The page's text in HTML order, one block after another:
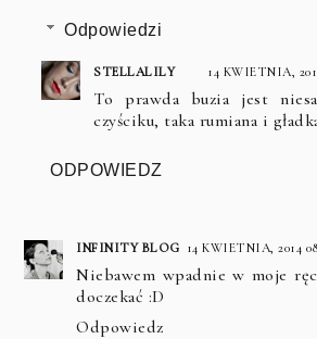
Odpowiedzi
STELLALILY 14 KWIETNIA,
To prawda buzia jest
czyściku, taka rumiana i
ODPOWIEDZ
INFINITY BLOG 14 KWIETNIA, 2014
Niebawem wpadnie w moje
doczekać :D
Odpowiedz